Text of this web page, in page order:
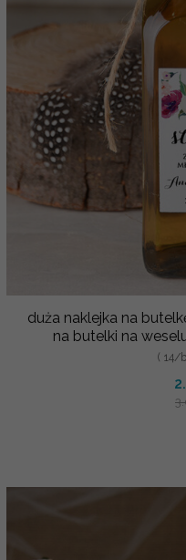
duża naklejka na
na butelki na
( 14/